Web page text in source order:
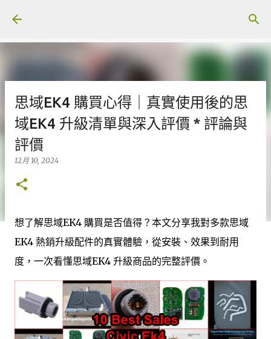
思域EK4 購買心得｜真實使用後的思
域EK4 升級清單與深入評價 * 評論與
評價
12月 10, 2024
想了解思域EK4 購買是否值得？本文分享我對多款思域
EK4 熱銷升級配件的真實體驗，從安裝、效果到耐用
度，一次看懂思域EK4 升級商品的完整評價。